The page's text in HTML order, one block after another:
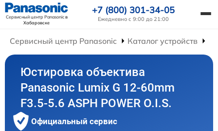
Сервисный центр Panasonicв
Хабаровске
+7 (800) 301-34-05
Ежедневно с 9:00 до 21:00
Сервисный центр Panasonic Каталог устройств
Юстировка объектива
Panasonic Lumix G 12-60mm
F3.5-5.6 ASPH POWER O.I.S.
Официальный сервис